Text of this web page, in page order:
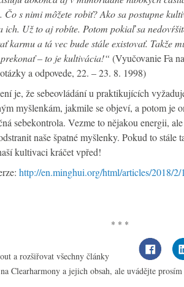
Čo s nimi môžete robiť? Ako sa postupne
ich. Už to aj robíte. Potom pokiaľ sa
karmu a tá vec bude stále existovať. Takže
– to je kultivácia!“ (Vyučovanie Fa
a odpovede, 22. – 23. 8. 1998)
je, že sebeovládání u praktikujících
myšlenkám, jakmile se objeví, a potom je
sebekontrola. Vezme to nějakou energii,
naše špatné myšlenky. Pokud to stále
kultivaci kráčet vpřed!
http://en.minghui.org/html/articles/2018/
* * *
a rozšiřovat všechny články
Clearharmony a jejich obsah, ale uvádějte